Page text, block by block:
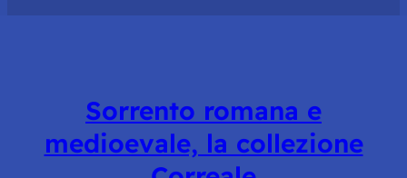
Sorrento romana e
medioevale, la collezione